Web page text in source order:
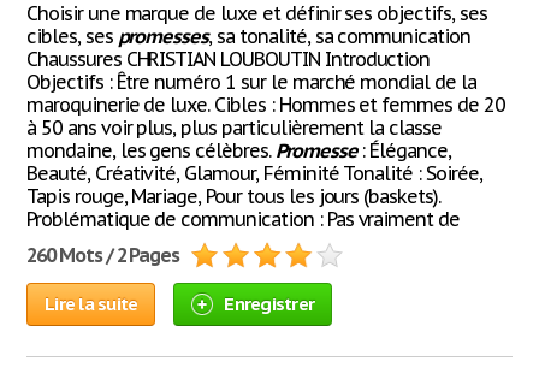
Choisir une marque de luxe et définir ses objectifs, ses
cibles, ses promesses, sa tonalité, sa communication
Chaussures CHRISTIAN LOUBOUTIN Introduction
Objectifs : Être numéro 1 sur le marché mondial de la
maroquinerie de luxe. Cibles : Hommes et femmes de 20
à 50 ans voir plus, plus particulièrement la classe
mondaine, les gens célèbres. Promesse: Élégance,
Beauté, Créativité, Glamour, Féminité Tonalité : Soirée,
Tapis rouge, Mariage, Pour tous les jours (baskets).
Problématique de communication : Pas vraiment de
260 Mots / 2 Pages
Lire la suite Enregistrer